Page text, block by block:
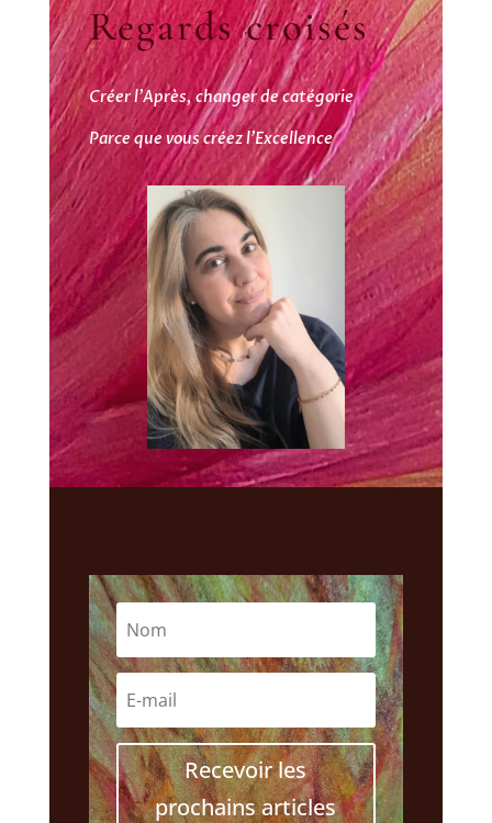
Regards croisés
Créer l’Après, changer de catégorie
Parce que vous créez l’Excellence
Recevoir les
prochains articles